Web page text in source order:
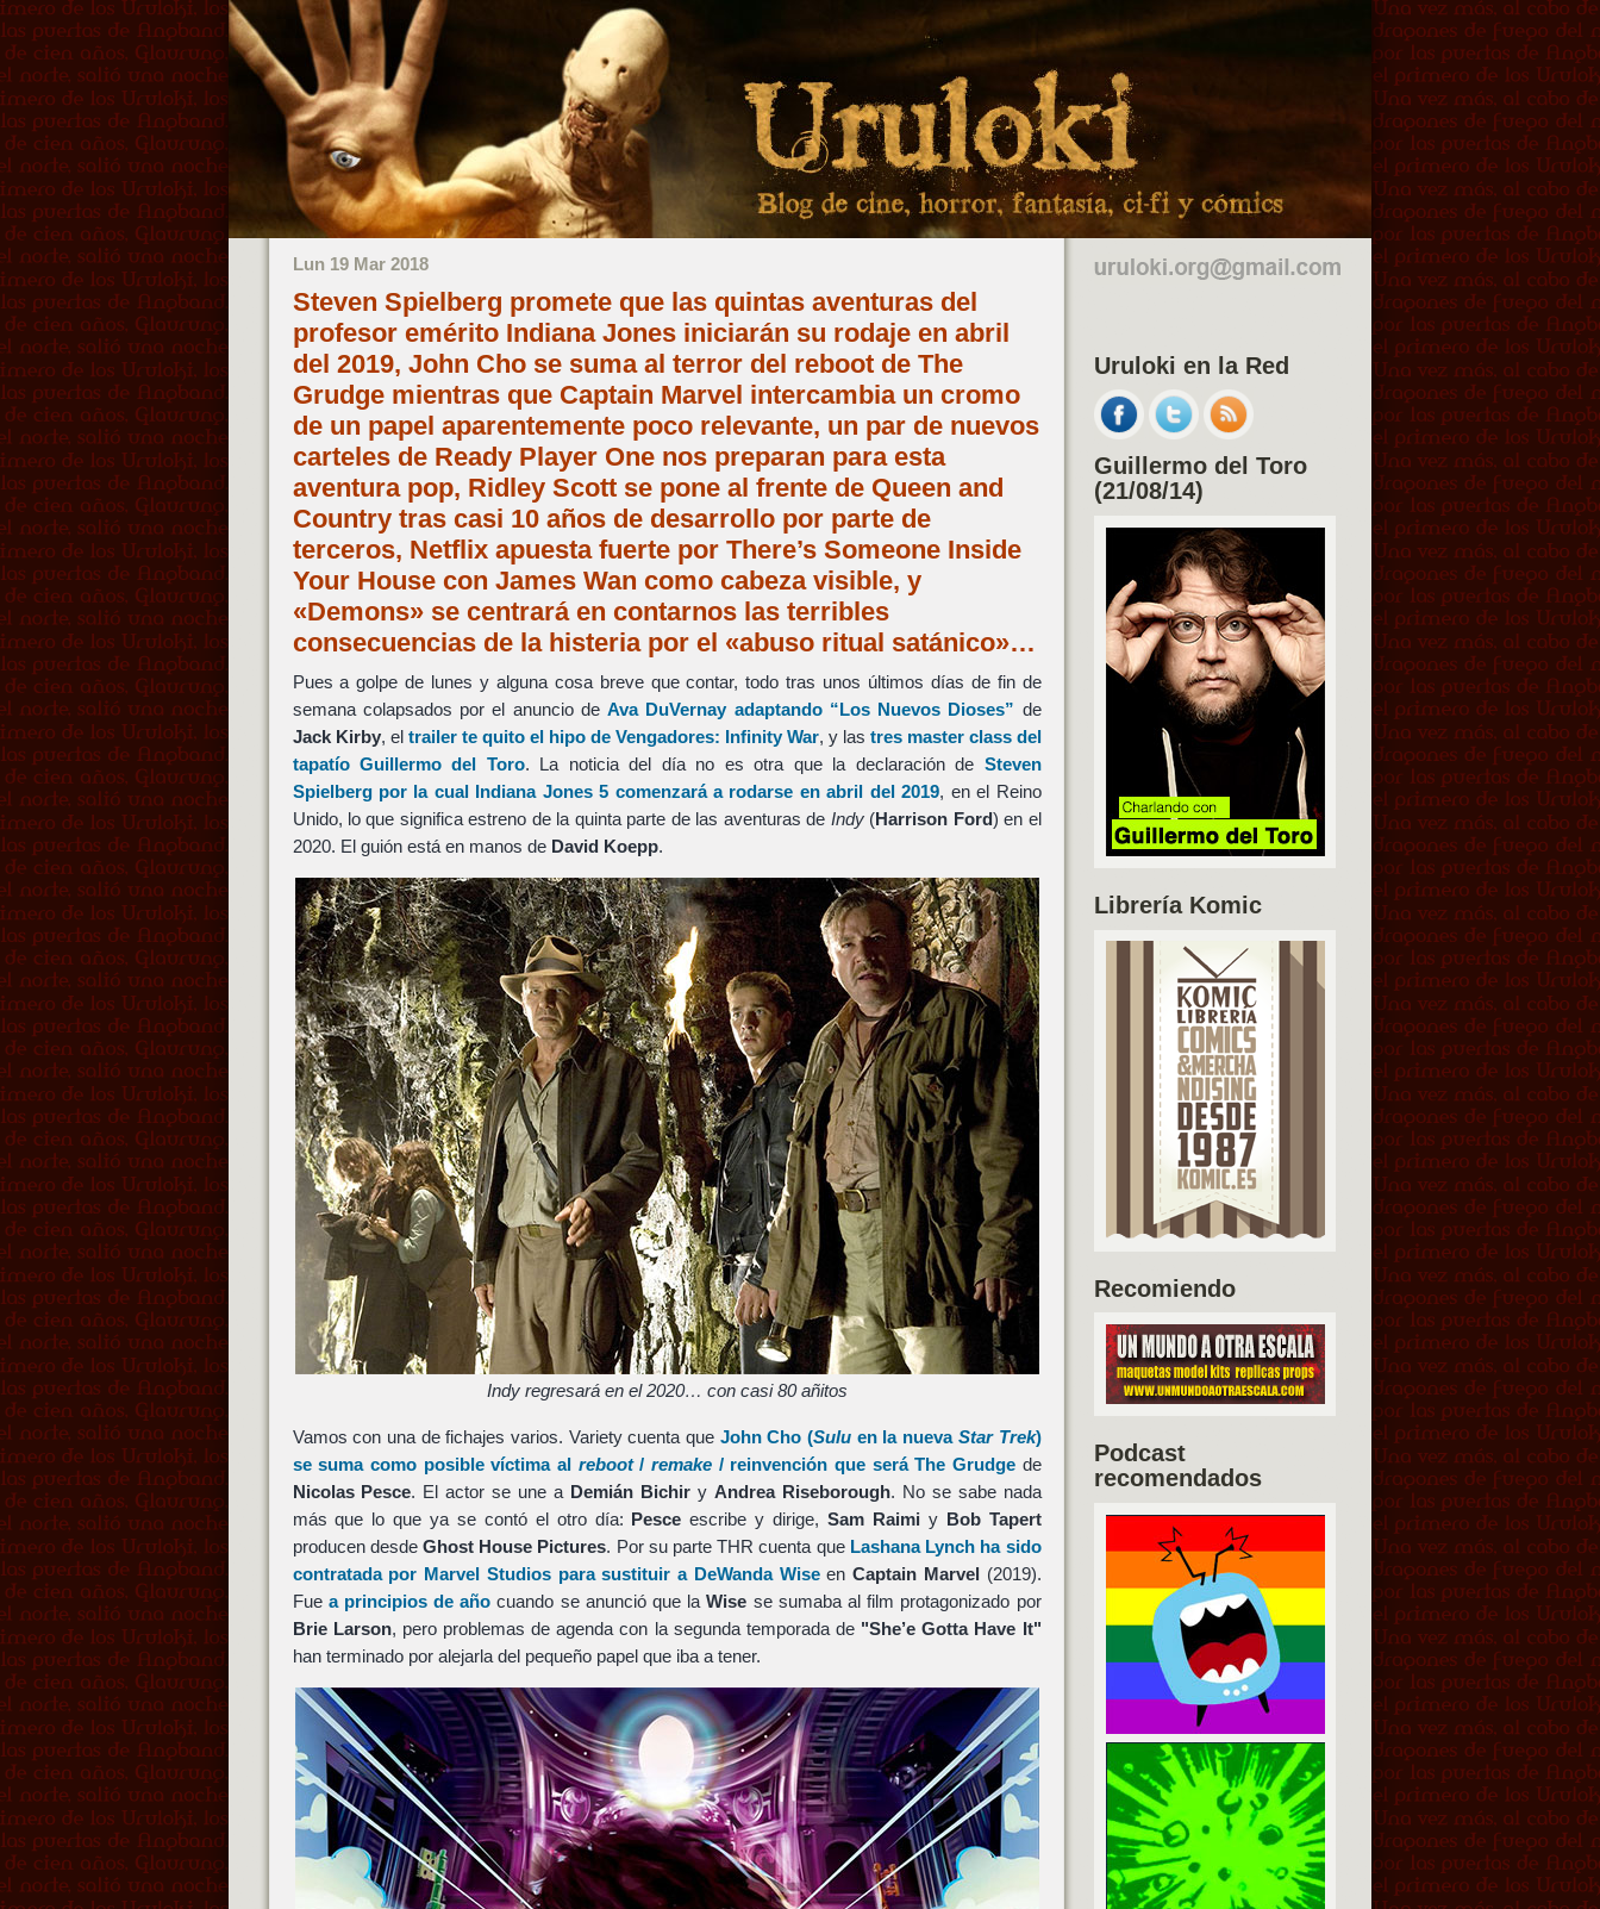
Lun 19 Mar 2018
Steven Spielberg promete que las quintas aventuras del
profesor emérito Indiana Jones iniciarán su rodaje en abril
del 2019, John Cho se suma al terror del reboot de The
Grudge mientras que Captain Marvel intercambia un cromo
de un papel aparentemente poco relevante, un par de nuevos
carteles de Ready Player One nos preparan para esta
aventura pop, Ridley Scott se pone al frente de Queen and
Country tras casi 10 años de desarrollo por parte de
terceros, Netflix apuesta fuerte por There’s Someone Inside
Your House con James Wan como cabeza visible, y
«Demons» se centrará en contarnos las terribles
consecuencias de la histeria por el «abuso ritual satánico»…
Pues a golpe de lunes y alguna cosa breve que contar, todo tras unos últimos días de fin de
semana colapsados por el anuncio deAva DuVernay adaptando “Los Nuevos Dioses” de
Jack Kirby, el trailer te quito el hipo de Vengadores: Infinity War, y las tres master class del
tapatío Guillermo del Toro. La noticia del día no es otra que la declaración de Steven
Spielbergpor la cual Indiana Jones5 comenzará a rodarse en abril del 2019, en el Reino
Unido, lo que significa estreno de la quinta parte de las aventuras de Indy(Harrison Ford) en el
2020. El guión está en manos de David Koepp.
Indy regresará en el 2020… con casi 80 añitos
Vamos con una de fichajes varios. Variety cuenta que John Cho (Sulu en la nueva Star Trek)
se suma como posible víctima al reboot/ remake/ reinvención que seráThe Grudgede
Nicolas Pesce. El actor se une a Demián Bichir y Andrea Riseborough. No se sabe nada
más que lo que ya se contó el otro día: Pesce escribe y dirige, Sam Raimi y Bob Tapert
producen desde Ghost House Pictures. Por su parte THR cuenta que Lashana Lynch ha sido
contratada por Marvel Studiospara sustituir a DeWanda WiseenCaptain Marvel (2019).
Fue a principios de año cuando se anunció que laWise se sumaba al film protagonizado por
Brie Larson, pero problemas de agenda con la segunda temporada de "She’e Gotta Have It"
han terminado por alejarla del pequeño papel que iba a tener.
Uruloki en la Red
Guillermo del Toro
(21/08/14)
Librería Komic
Recomiendo
Podcast
recomendados